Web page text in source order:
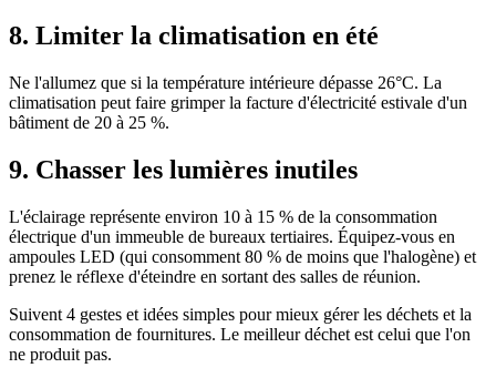
8. Limiter la climatisation en été
Ne l'allumez que si la température intérieure dépasse 26°C. La
climatisation peut faire grimper la facture d'électricité estivale d'un
bâtiment de 20 à 25 %.
9. Chasser les lumières inutiles
L'éclairage représente environ 10 à 15 % de la consommation
électrique d'un immeuble de bureaux tertiaires. Équipez-vous en
ampoules LED (qui consomment 80 % de moins que l'halogène) et
prenez le réflexe d'éteindre en sortant des salles de réunion.
Suivent 4 gestes et idées simples pour mieux gérer les déchets et la
consommation de fournitures. Le meilleur déchet est celui que l'on
ne produit pas.